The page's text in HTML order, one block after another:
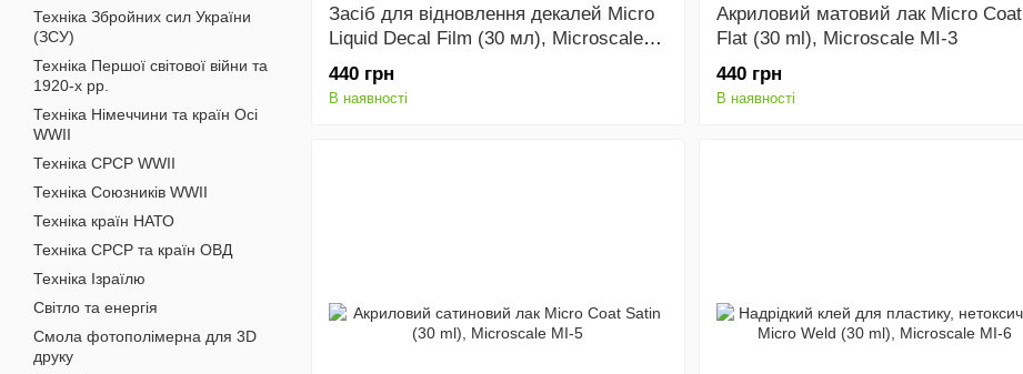
Засіб для відновлення декалей Micro
Liquid Decal Film (30 мл), Microscale
MI-12
440 грн
В наявності
Акриловий матовий лак Micro Coat
Flat (30 ml), Microscale MI-3
440 грн
В наявності
Техніка Збройних сил України
(ЗСУ)
Техніка Першої світової війни та
1920-х рр.
Техніка Німеччини та країн Осі
WWII
Техніка СРСР WWII
Техніка Союзників WWII
Техніка країн НАТО
Техніка СРСР та країн ОВД
Техніка Ізраїлю
Світло та енергія
Смола фотополімерна для 3D
друку